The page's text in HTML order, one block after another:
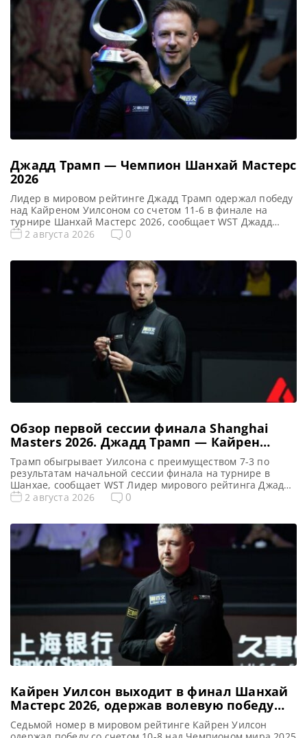
турнире China Open 2026. После двух квалификационных
раундов […]
Джадд Трамп — Чемпион Шанхай Мастерс
2026
Лидер в мировом рейтинге Джадд Трамп одержал победу
над Кайреном Уилсоном со счетом 11-6 в финале на
турнире Шанхай Мастерс 2026, сообщает WST Джадд
Трамп, занимающий первую строчку мирового рейтинга,
Masters. В финале он встретился с действующим
Чемпионом Кайреном Уилсоном и одержал уверенную
2 августа 2026 0
Обзор первой сессии финала Shanghai
Masters 2026. Джадд Трамп — Кайрен
Улсон
Трамп обыгрывает Уилсона с преимуществом 7-3 по
результатам начальной сессии финала на турнире в
Шанхае, сообщает WST Лидер мирового рейтинга Джадд
Трамп взял уверенное преимущество над Кайреном
турнира нацелен завоевать второй чемпионский титул в
Шанхае. И для этого ему необходимо выиграть […]
2 августа 2026 0
Кайрен Уилсон выходит в финал Шанхай
Мастерс 2026, одержав волевую победу
над Чжао Синьтуном
Седьмой номер в мировом рейтинге Кайрен Уилсон